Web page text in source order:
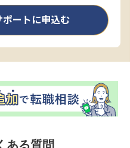
ポートに申込む
ある質問